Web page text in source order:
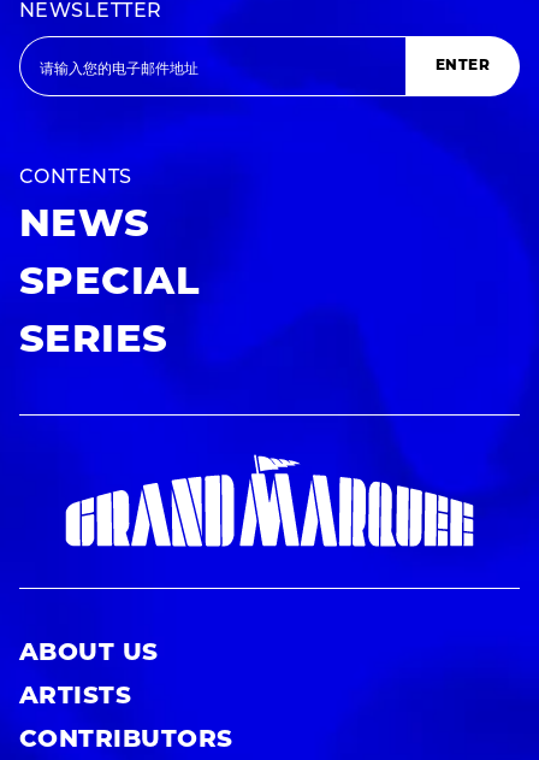
NEWSLETTER
ENTER
CONTENTS
NEWS
SPECIAL
SERIES
ABOUT US
ARTISTS
CONTRIBUTORS